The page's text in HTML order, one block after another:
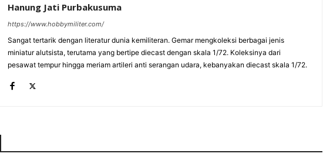
Hanung Jati Purbakusuma
https://www.hobbymiliter.com/
Sangat tertarik dengan literatur dunia kemiliteran. Gemar mengkoleksi berbagai jenis
miniatur alutsista, terutama yang bertipe diecast dengan skala 1/72. Koleksinya dari
pesawat tempur hingga meriam artileri anti serangan udara, kebanyakan diecast skala 1/72.